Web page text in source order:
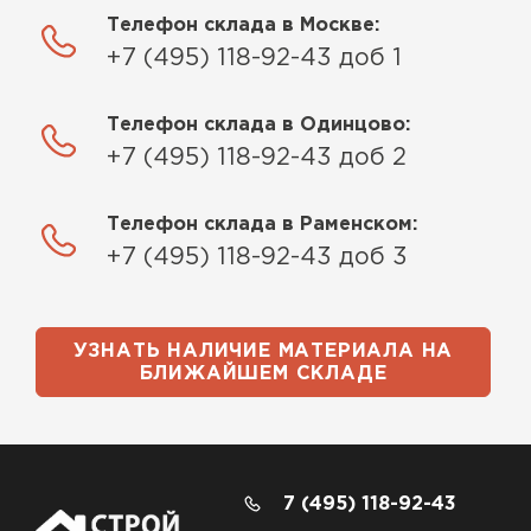
Телефон склада в Москве:
+7 (495) 118-92-43 доб 1
Телефон склада в Одинцово:
+7 (495) 118-92-43 доб 2
Телефон склада в Раменском:
+7 (495) 118-92-43 доб 3
УЗНАТЬ НАЛИЧИЕ МАТЕРИАЛА НА
БЛИЖАЙШЕМ СКЛАДЕ
7 (495) 118-92-43